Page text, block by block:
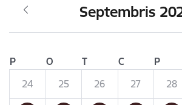
Septembris
P O T C P
24
25 26 27 28